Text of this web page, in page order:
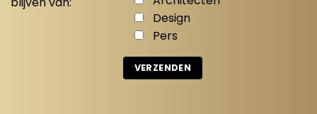
Design
Pers